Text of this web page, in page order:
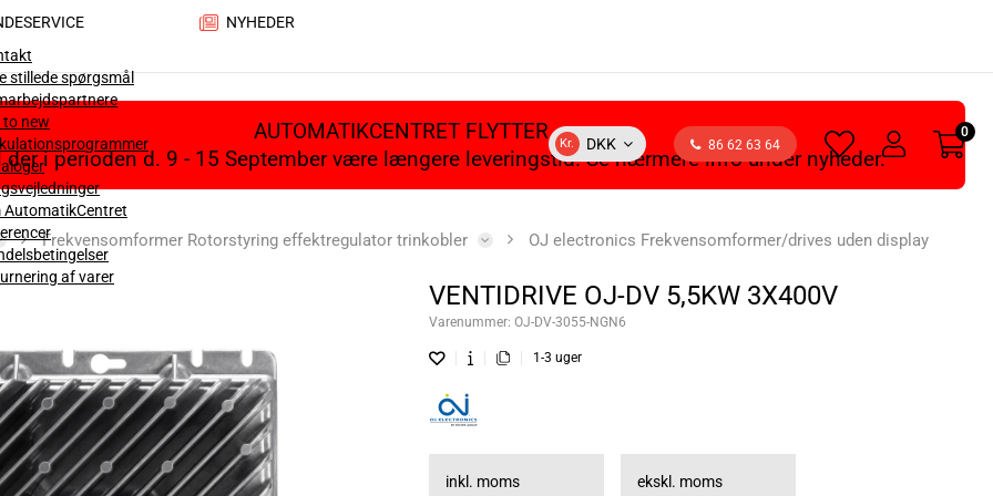
stillede spørgsmål
to new
AutomatikCentret
af varer
NYHEDER
Kr. DKK 86 62 63 64
heart
light
light
0
AUTOMATIKCENTRET FLYTTER
der i perioden d. 9 - 15 September være længere leveringstid. Se nærmere info under nyheder.
Frekvensomformer Rotorstyring effektregulator trinkobler OJ electronics Frekvensomformer/drives uden display
VENTIDRIVE OJ-DV 5,5KW 3X400V
Varenummer: OJ-DV-3055-NGN6
1-3 uger
inkl. moms ekskl. moms